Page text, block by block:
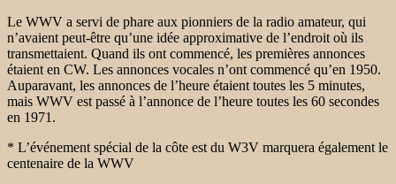
Le WWV a servi de phare aux pionniers de la radio amateur, qui
n’avaient peut-être qu’une idée approximative de l’endroit où ils
transmettaient. Quand ils ont commencé, les premières annonces
étaient en CW. Les annonces vocales n’ont commencé qu’en 1950.
Auparavant, les annonces de l’heure étaient toutes les 5 minutes,
mais WWV est passé à l’annonce de l’heure toutes les 60 secondes
en 1971.
* L’événement spécial de la côte est du W3V marquera également le
centenaire de la WWV